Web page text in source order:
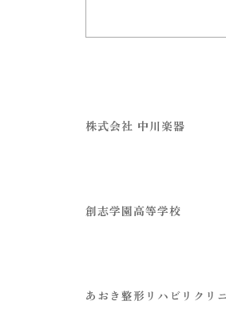
株式会社 中川楽器
創志学園高等学校
あおき整形リハビリクリ